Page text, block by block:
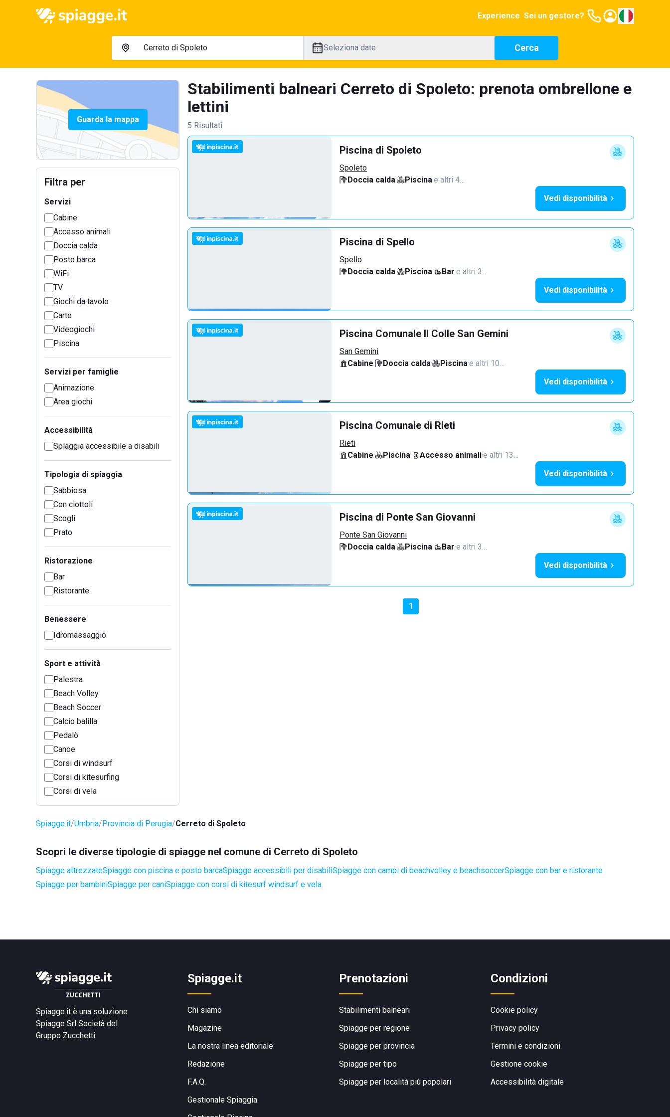
Experience Sei un gestore?
Seleziona date Cerca
Guarda la mappa
Filtra per
Servizi
Cabine
Accesso animali
Doccia calda
Posto barca
WiFi
TV
Giochi da tavolo
Carte
Videogiochi
Piscina
Servizi per famiglie
Animazione
Area giochi
Accessibilità
Spiaggia accessibile a disabili
Tipologia di spiaggia
Sabbiosa
Con ciottoli
Scogli
Prato
Ristorazione
Bar
Ristorante
Benessere
Idromassaggio
Sport e attività
Palestra
Beach Volley
Beach Soccer
Calcio balilla
Pedalò
Canoe
Corsi di windsurf
Corsi di kitesurfing
Corsi di vela
Stabilimenti balneari Cerreto di Spoleto: prenota ombrellone e
lettini
5 Risultati
Piscina di Spoleto
Spoleto
Doccia calda· Piscina·e altri 4…
Vedi disponibilità
Piscina di Spello
Spello
Doccia calda· Piscina· Bar·e altri 3…
Vedi disponibilità
Piscina Comunale Il Colle San Gemini
San Gemini
Cabine· Doccia calda· Piscina·e altri 10…
Vedi disponibilità
Piscina Comunale di Rieti
Rieti
Cabine· Piscina· Accesso animali·e altri 13…
Vedi disponibilità
Piscina di Ponte San Giovanni
Ponte San Giovanni
Doccia calda· Piscina· Bar·e altri 3…
Vedi disponibilità
1
Spiagge.it Umbria Provincia di Perugia Cerreto di Spoleto
Scopri le diverse tipologie di spiagge nel comune di Cerreto di Spoleto
Spiagge attrezzateSpiagge con piscina e posto barcaSpiagge accessibili per disabiliSpiagge con campi di beachvolley e beachsoccerSpiagge con bar e ristorante
Spiagge per bambiniSpiagge per caniSpiagge con corsi di kitesurf windsurf e vela
Spiagge.it è una soluzione
Spiagge Srl Società del
Gruppo Zucchetti
Spiagge.it
Chi siamo
Magazine
La nostra linea editoriale
Redazione
F.A.Q.
Gestionale Spiaggia
Prenotazioni
Stabilimenti balneari
Spiagge per regione
Spiagge per provincia
Spiagge per tipo
Spiagge per località più popolari
Condizioni
Cookie policy
Privacy policy
Termini e condizioni
Gestione cookie
Accessibilità digitale